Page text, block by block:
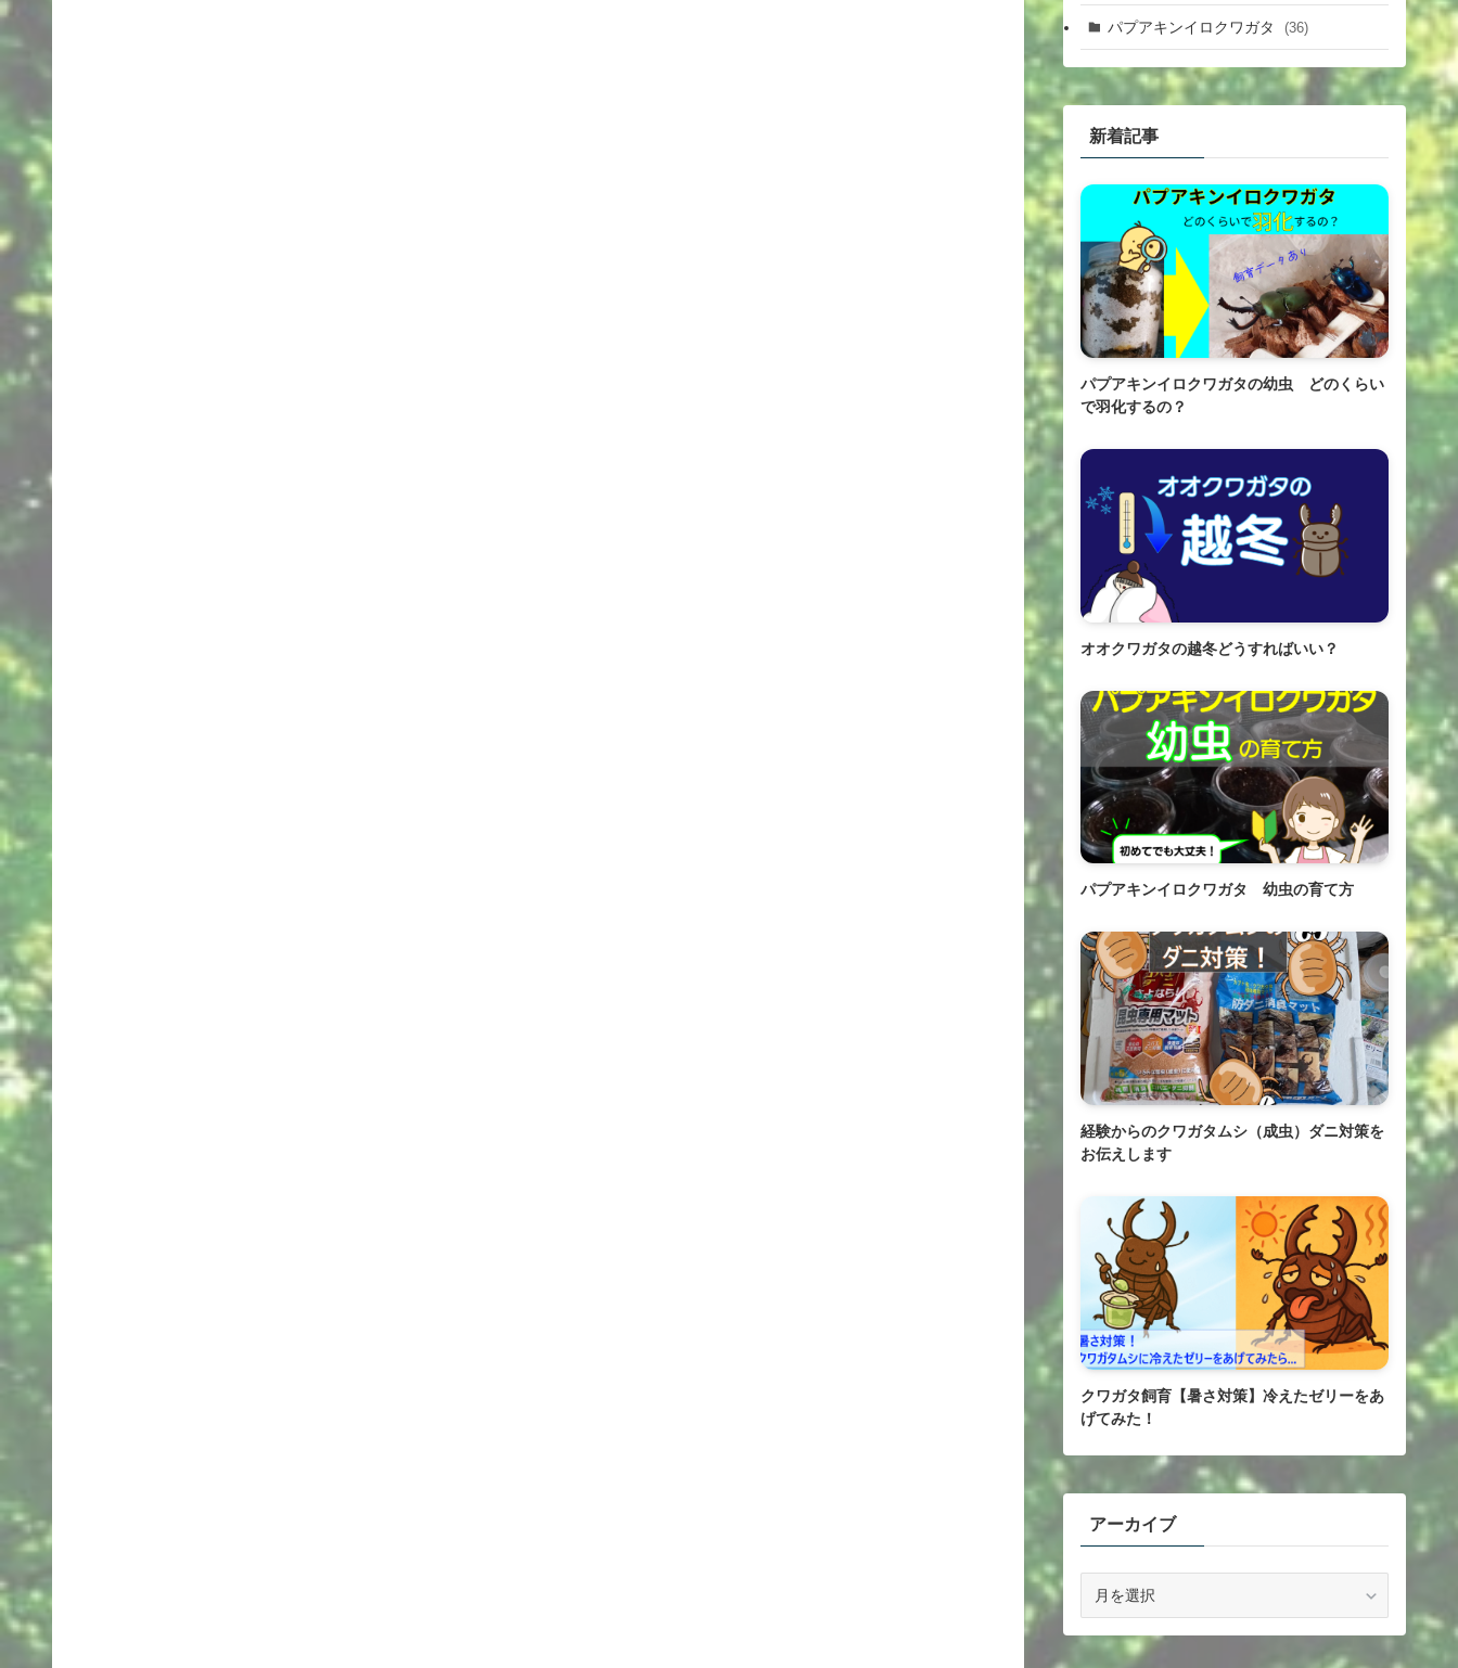
パプアキンイロクワガタ (36)
新着記事
パプアキンイロクワガタの幼虫 どのくらい
で羽化するの？
オオクワガタの越冬どうすればいい？
パプアキンイロクワガタ 幼虫の育て方
経験からのクワガタムシ（成虫）ダニ対策を
お伝えします
クワガタ飼育【暑さ対策】冷えたゼリーをあ
げてみた！
アーカイブ